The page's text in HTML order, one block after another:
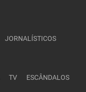
JORNALÍSTICOS
TV ESCÂNDALOS